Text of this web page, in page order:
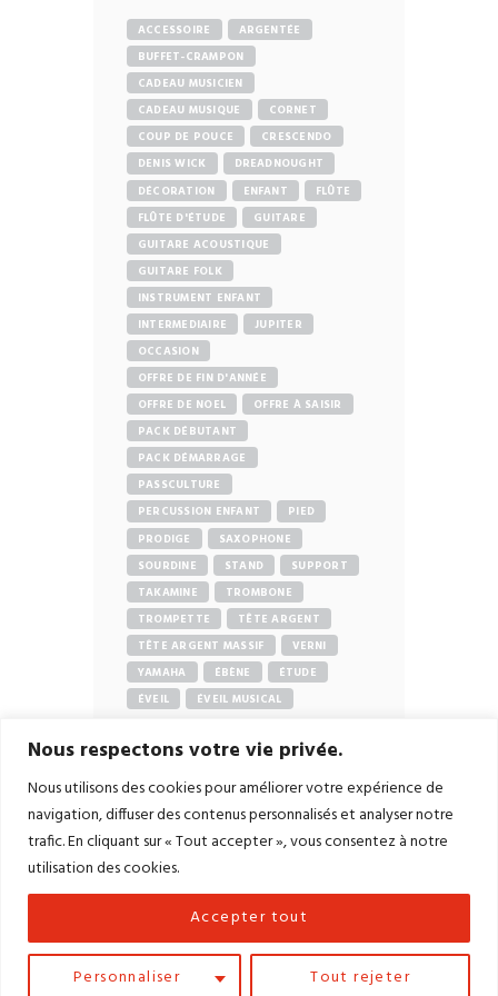
Nous respectons votre vie privée.
Nous utilisons des cookies pour améliorer votre expérience de
navigation, diffuser des contenus personnalisés et analyser notre
trafic. En cliquant sur « Tout accepter », vous consentez à notre
utilisation des cookies.
Personnaliser Tout rejeter
Accepter tout
ACCESSOIRE
ARGENTÉE
BUFFET-CRAMPON
CADEAU MUSICIEN
CADEAU MUSIQUE
CORNET
COUP DE POUCE
CRESCENDO
DENIS WICK
DREADNOUGHT
DÉCORATION
ENFANT
FLÛTE
FLÛTE D'ÉTUDE
GUITARE
GUITARE ACOUSTIQUE
GUITARE FOLK
INSTRUMENT ENFANT
INTERMEDIAIRE
JUPITER
OCCASION
OFFRE DE FIN D'ANNÉE
OFFRE DE NOEL
OFFRE À SAISIR
PACK DÉBUTANT
PACK DÉMARRAGE
PASSCULTURE
PERCUSSION ENFANT
PIED
PRODIGE
SAXOPHONE
SOURDINE
STAND
SUPPORT
TAKAMINE
TROMBONE
TROMPETTE
TÊTE ARGENT
TÊTE ARGENT MASSIF
VERNI
YAMAHA
ÉBÈNE
ÉTUDE
ÉVEIL
ÉVEIL MUSICAL
Accueil
Conditions générales de vente
Site Réalisé parLiraCom– Création de
Internet&Community Managementdans le